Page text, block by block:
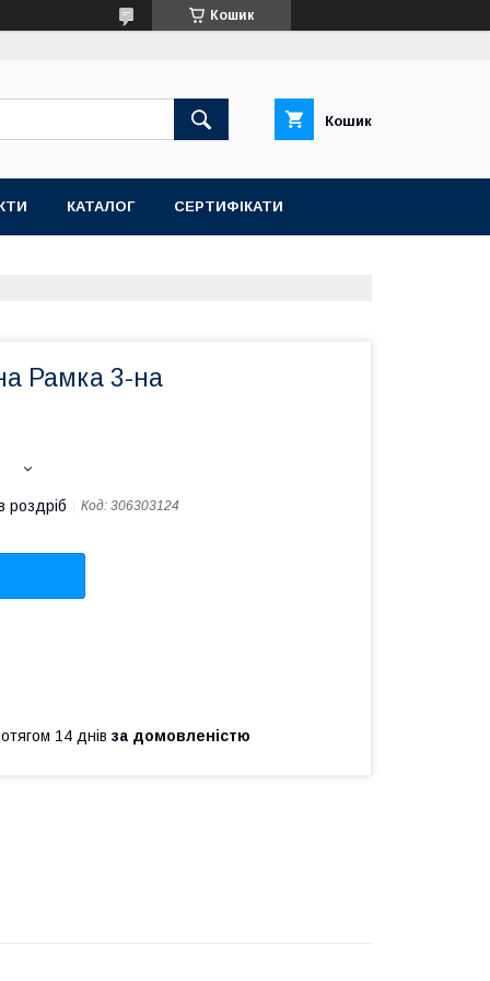
Кошик
Кошик
КАТАЛОГ СЕРТИФІКАТИ
Рамка 3-на
роздріб Код: 306303124
14 днів за домовленістю